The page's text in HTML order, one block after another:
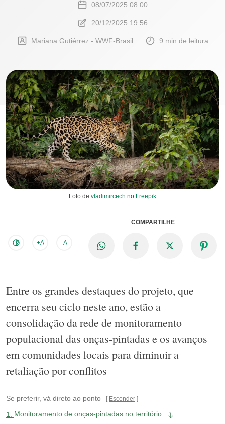
08/07/2025 08:00
20/12/2025 19:56
Mariana Gutiérrez - WWF-Brasil 9 min de leitura
Foto de vladimircech no Freepik
+A -A
COMPARTILHE
Entre os grandes destaques do projeto, que
encerra seu ciclo neste ano, estão a
consolidação da rede de monitoramento
populacional das onças-pintadas e os avanços
em comunidades locais para diminuir a
retaliação por conflitos
Se preferir, vá direto ao ponto Esconder
1. Monitoramento de onças-pintadas no território